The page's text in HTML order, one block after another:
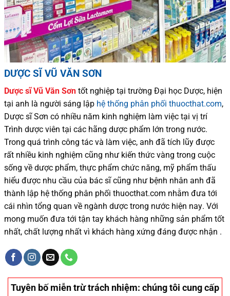
DƯỢC SĨ VŨ VĂN SƠN
Dược sĩVũ Văn Sơn tốt nghiệp tại trường Đại học Dược, hiện
tại anh là người sáng lập hệ thống phân phối thuocthat.com,
Dược sĩSơn có nhiều năm kinh nghiệm làm việc tại vị trí
Trình dược viên tại các hãng dược phẩm lớn trong nước.
Trong quá trình công tác và làm việc, anh đã tích lũy được
rất nhiều kinh nghiệm cũng như kiến thức vàng trong cuộc
sống về dược phẩm, thực phẩm chức năng, mỹ phẩm thấu
hiểu được nhu cầu của bác sĩcũng như bệnh nhân anh đã
thành lập hệ thống phân phối thuocthat.com nhằm đưa tới
cái nhìn tổng quan về ngành dược trong nước hiện nay. Với
mong muốn đưa tới tận tay khách hàng những sản phẩm tốt
nhất, chất lượng nhất vì khách hàng xứng đáng được nhận .
Tuyên bố miễn trừ trách nhiệm: chúng tôi cung cấp